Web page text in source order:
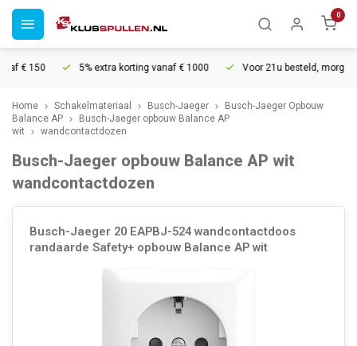
0
€ 150 5% extra korting vanaf € 1000 Voor 21u besteld, morgen in
Home Schakelmateriaal Busch-Jaeger
Busch-Jaeger Opbouw
Balance AP
Busch-Jaeger opbouw Balance AP
wit
wandcontactdozen
Busch-Jaeger opbouw Balance AP wit
wandcontactdozen
Busch-Jaeger 20 EAPBJ-524 wandcontactdoos
randaarde Safety+ opbouw Balance AP wit